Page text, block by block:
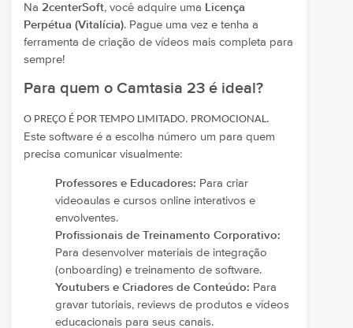
Na 2centerSoft, você adquire uma
Licença
Perpétua (Vitalícia). Pague uma vez e tenha a
ferramenta de criação de vídeos mais completa para
sempre!
Para quem o Camtasia 23 é ideal?
O PREÇO É POR TEMPO LIMITADO. PROMOCIONAL.
Este software é a escolha número um para quem
precisa comunicar visualmente:
Professores e Educadores: Para criar
videoaulas e cursos online interativos e
envolventes.
Profissionais de Treinamento Corporativo:
Para desenvolver materiais de integração
(onboarding) e treinamento de software.
Youtubers e Criadores de Conteúdo: Para
gravar tutoriais, reviews de produtos e vídeos
educacionais para seus canais.